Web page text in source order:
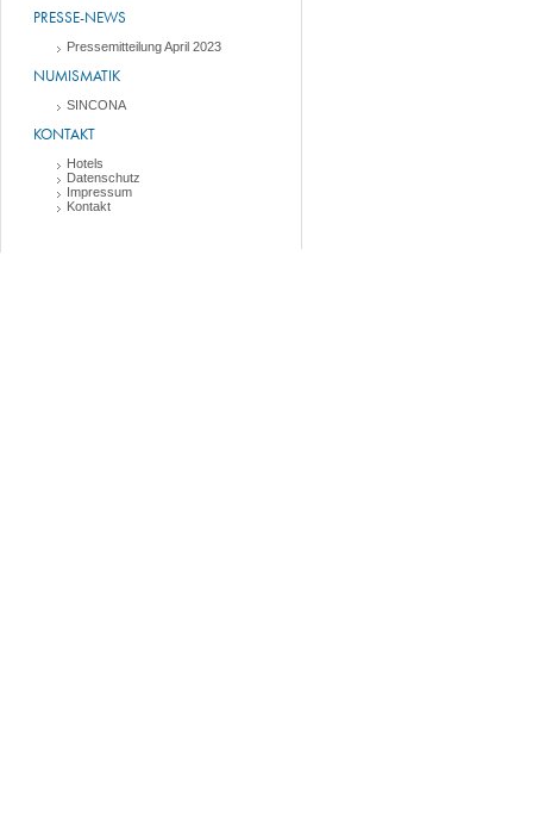
PRESSE-NEWS
Pressemitteilung April 2023
NUMISMATIK
SINCONA
KONTAKT
Hotels
Datenschutz
Impressum
Kontakt